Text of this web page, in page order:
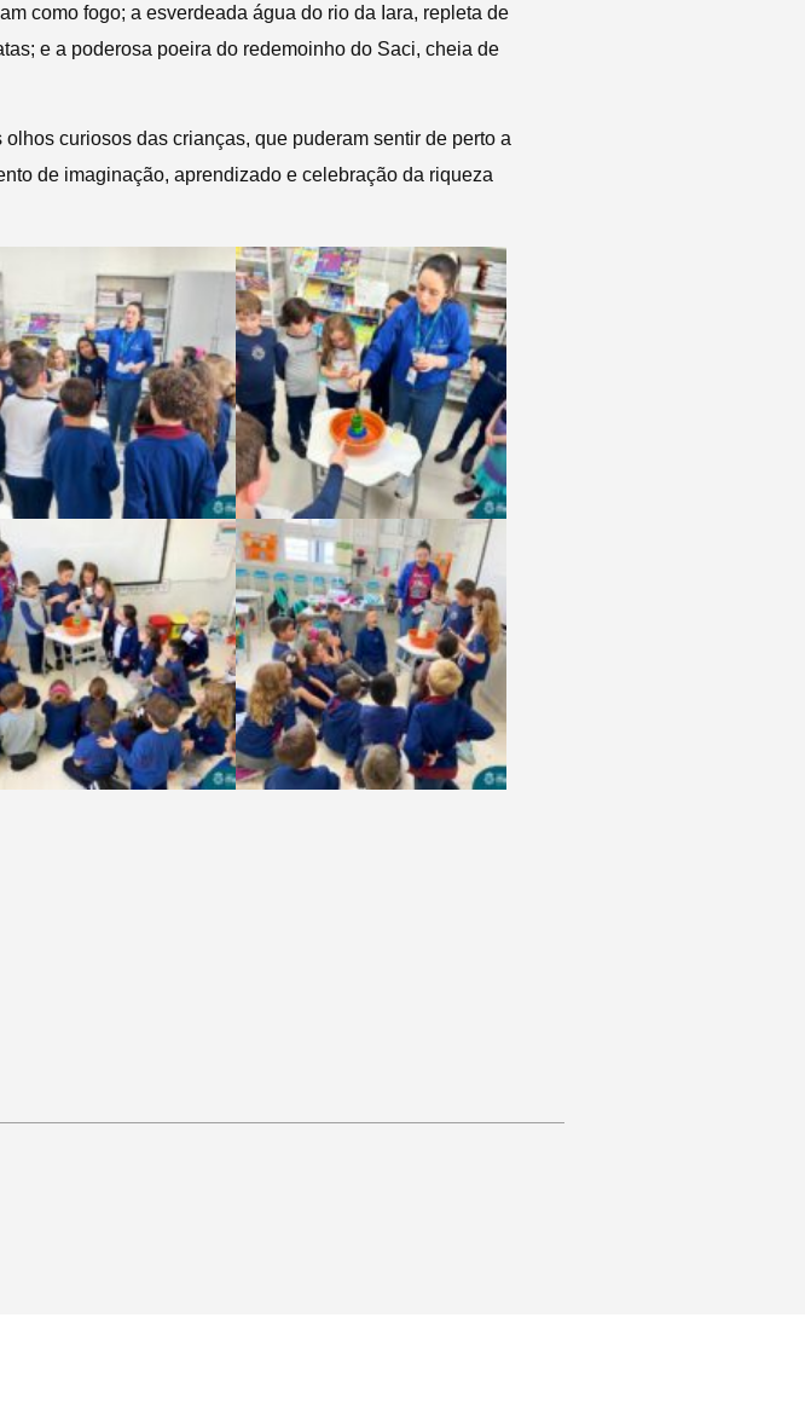
como fogo; a esverdeada água do rio da Iara, repleta de
e a poderosa poeira do redemoinho do Saci, cheia de
curiosos das crianças, que puderam sentir de perto a
de imaginação, aprendizado e celebração da riqueza